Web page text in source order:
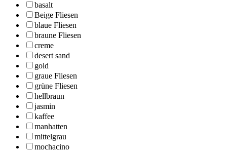
basalt
Beige Fliesen
blaue Fliesen
braune Fliesen
creme
desert sand
gold
graue Fliesen
grüne Fliesen
hellbraun
jasmin
kaffee
manhatten
mittelgrau
mochacino